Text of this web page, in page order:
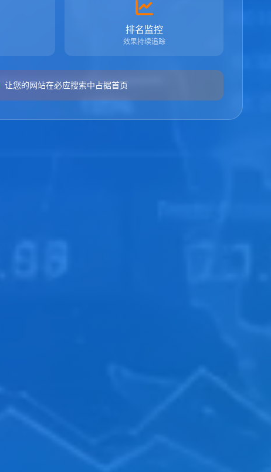
排名监控
效果持续追踪
让您的网站在必应搜索中占据首页